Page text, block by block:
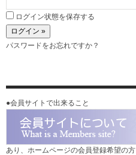
ログイン状態を保存する
パスワードをお忘れですか？
●会員サイトで出来ること
あり、ホームページの会員登録希望の方